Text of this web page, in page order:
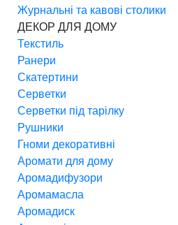
Журнальні та кавові столики
ДЕКОР ДЛЯ ДОМУ
Текстиль
Ранери
Скатертини
Серветки
Серветки під тарілку
Рушники
Гноми декоративні
Аромати для дому
Аромадифузори
Аромамасла
Аромадиск